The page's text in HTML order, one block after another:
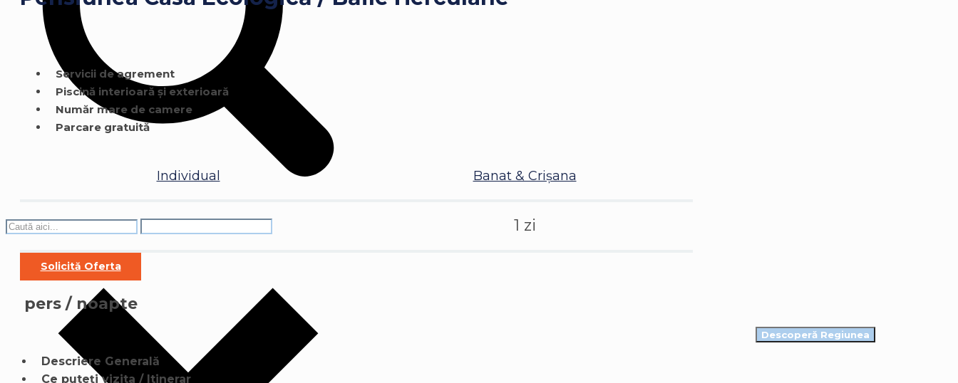
Servicii de agrement
Piscină interioară și exterioară
Număr mare de camere
Parcare gratuită
Individual Banat & Crișana
1 zi
Solicită Oferta
pers / noapte
Descoperă Regiunea
Descriere Generală
Ce puteți vizita / Itinerar